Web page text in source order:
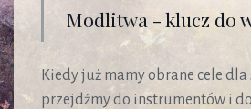
Modlitwa - klucz do
Kiedy już mamy obrane cele
przejdźmy do instrumentów i